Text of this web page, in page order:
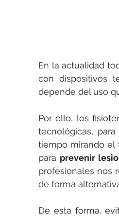
En la actualidad
con dispositivos
depende del uso
Por ello, los
tecnológicas,
tiempo mirando el
para prevenir
profesionales nos
de forma
De esta forma,